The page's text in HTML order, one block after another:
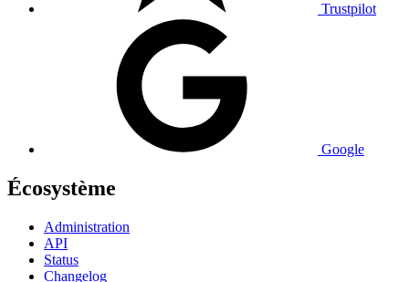
Trustpilot
Google
Écosystème
Administration
API
Status
Changelog